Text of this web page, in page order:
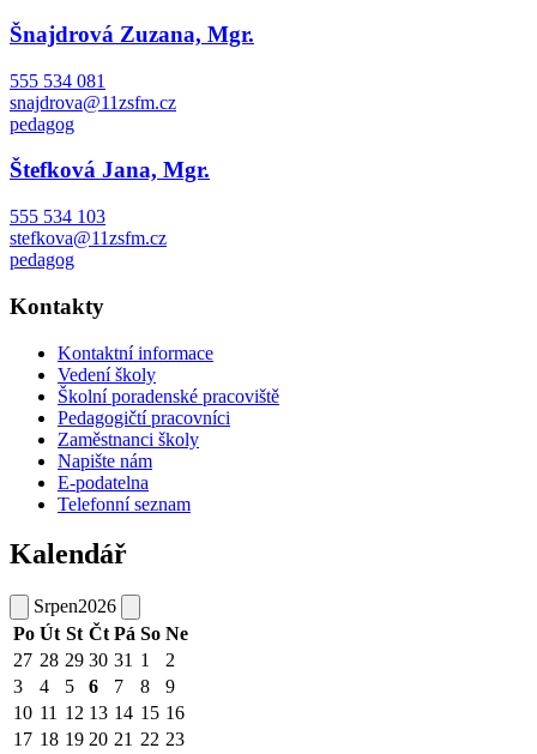
Šnajdrová Zuzana, Mgr.
555 534 081
snajdrova@11zsfm.cz
pedagog
Štefková Jana, Mgr.
555 534 103
stefkova@11zsfm.cz
pedagog
Kontakty
Kontaktní informace
Vedení školy
Školní poradenské pracoviště
Pedagogičtí pracovníci
Zaměstnanci školy
Napište nám
E-podatelna
Telefonní seznam
Kalendář
Srpen2026
Po Út St Čt Pá So Ne
27 28 29 30 31 1
2
3
4 5 6 7 8
9
10 11 12 13 14 15 16
17 18 19 20 21 22 23